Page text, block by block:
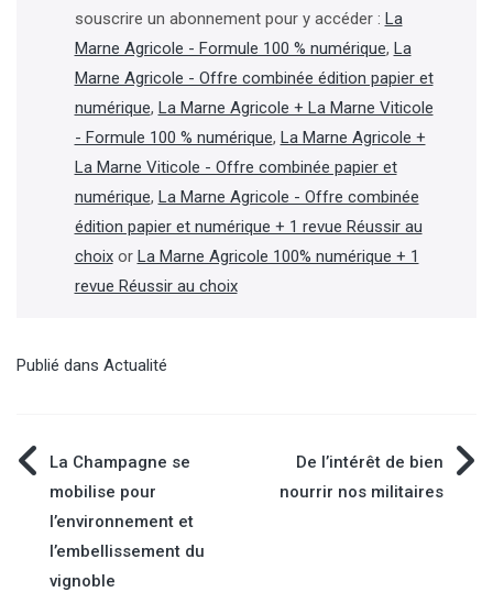
souscrire un abonnement pour y accéder : La
Marne Agricole - Formule 100 % numérique, La
Marne Agricole - Offre combinée édition papier et
numérique, La Marne Agricole + La Marne Viticole
- Formule 100 % numérique, La Marne Agricole +
La Marne Viticole - Offre combinée papier et
numérique, La Marne Agricole - Offre combinée
édition papier et numérique + 1 revue Réussir au
choixor La Marne Agricole 100% numérique + 1
revue Réussir au choix
Publié dans Actualité
Navigation
de
l’article
La Champagne se
mobilise pour
l’environnement et
l’embellissement du
vignoble
De l’intérêt de bien
nourrir nos militaires